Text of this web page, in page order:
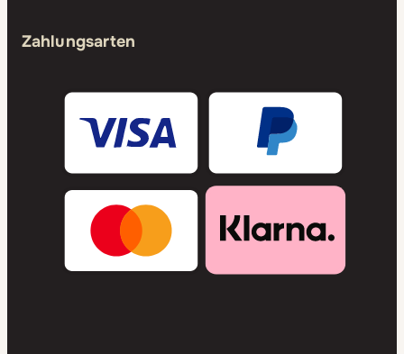
Zahlungsarten